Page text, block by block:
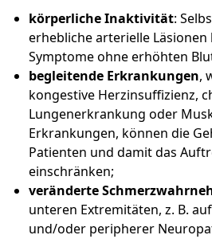
körperliche Inaktivität:
erhebliche arterielle
Symptome ohne erhöhten
begleitende Erkrankungen,
kongestive Herzinsuffizienz,
Lungenerkrankung oder
Erkrankungen, können die
Patienten und damit das
einschränken;
veränderte
unteren Extremitäten, z. B.
und/oder peripherer